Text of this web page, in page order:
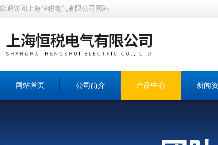
欢迎访问上海恒税电气有限公司网站
网站首页 公司简介 产品中心 新闻